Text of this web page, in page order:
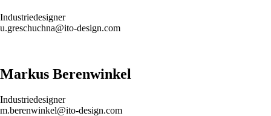
Industriedesigner
u.greschuchna@ito-design.com
Markus Berenwinkel
Industriedesigner
m.berenwinkel@ito-design.com